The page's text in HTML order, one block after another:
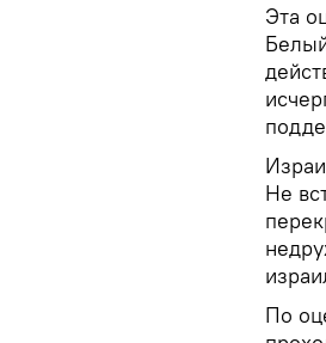
Эта
Не
По